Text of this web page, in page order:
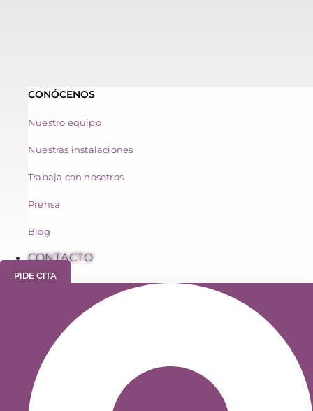
CONÓCENOS
Nuestro equipo
Nuestras instalaciones
Trabaja con nosotros
Prensa
Blog
CONTACTO
PIDE CITA